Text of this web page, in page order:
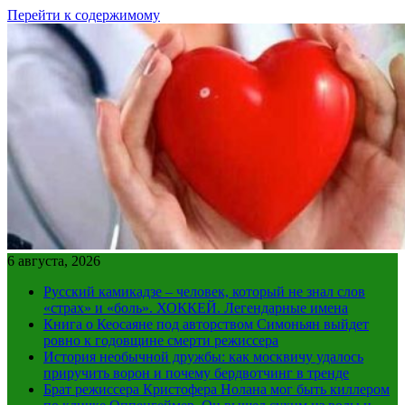
Перейти к содержимому
6 августа, 2026
Русский камикадзе – человек, который не знал слов
«страх» и «боль». ХОККЕЙ. Легендарные имена
Книга о Кеосаяне под авторством Симоньян выйдет
ровно к годовщине смерти режиссера
История необычной дружбы: как москвичу удалось
приручить ворон и почему бердвотчинг в тренде
Брат режиссера Кристофера Нолана мог быть киллером